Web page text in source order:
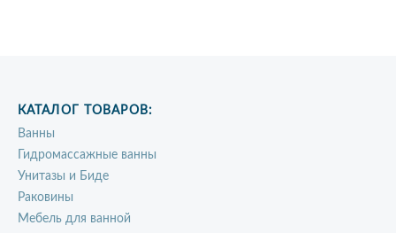
КАТАЛОГ ТОВАРОВ:
Ванны
Гидромассажные ванны
Унитазы и Биде
Раковины
Мебель для ванной